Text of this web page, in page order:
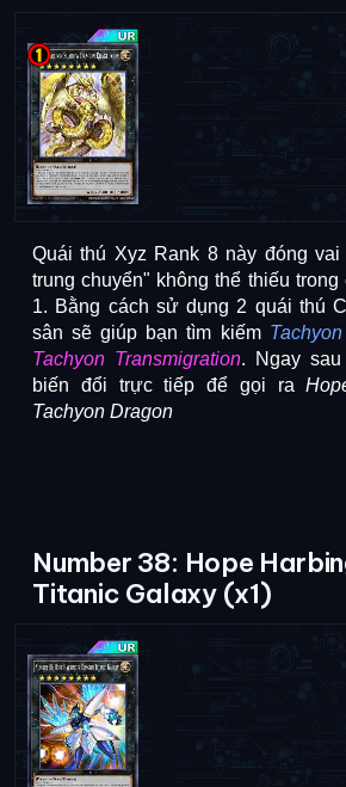
Quái thú Xyz Rank 8 này đóng
trung chuyển" không thể thiếu
1. Bằng cách sử dụng 2 quái thú
sân sẽ giúp bạn tìm kiếm
Tachyon Transmigration. Ngay
biến đổi trực tiếp để gọi ra
Tachyon Dragon
Number 38: Hope
Titanic Galaxy (x1)